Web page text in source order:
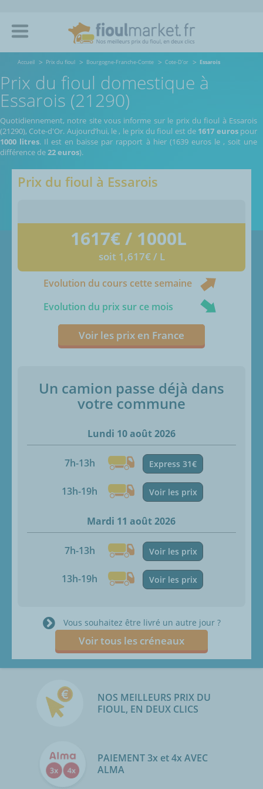
Accueil Prix du fioul Bourgogne-Franche-Comte Cote-D'or Essarois
Prix du fioul domestique à
Essarois (21290)
Quotidiennement, notre site vous informe sur le prix du fioul à Essarois
(21290), Cote-d'Or. Aujourd’hui, le , le prix du fioul est de 1617 eurospour
1000 litres. Il est en baisse par rapport à hier (1639 euros le , soit une
différence de22 euros).
Prix du fioul à Essarois
1617€ / 1000L
soit 1,617€ / L
Evolution du cours cette semaine
Evolution du prix sur ce mois
Voir les prix en France
Un camion passe déjà dans
votre commune
Lundi 10 août 2026
7h-13h Express 31€
13h-19h Voir les prix
Mardi 11 août 2026
7h-13h Voir les prix
13h-19h Voir les prix
Vous souhaitez être livré un autre jour ?
Voir tous les créneaux
NOS MEILLEURS PRIX DU
FIOUL, EN DEUX CLICS
PAIEMENT 3x et 4x AVEC
ALMA